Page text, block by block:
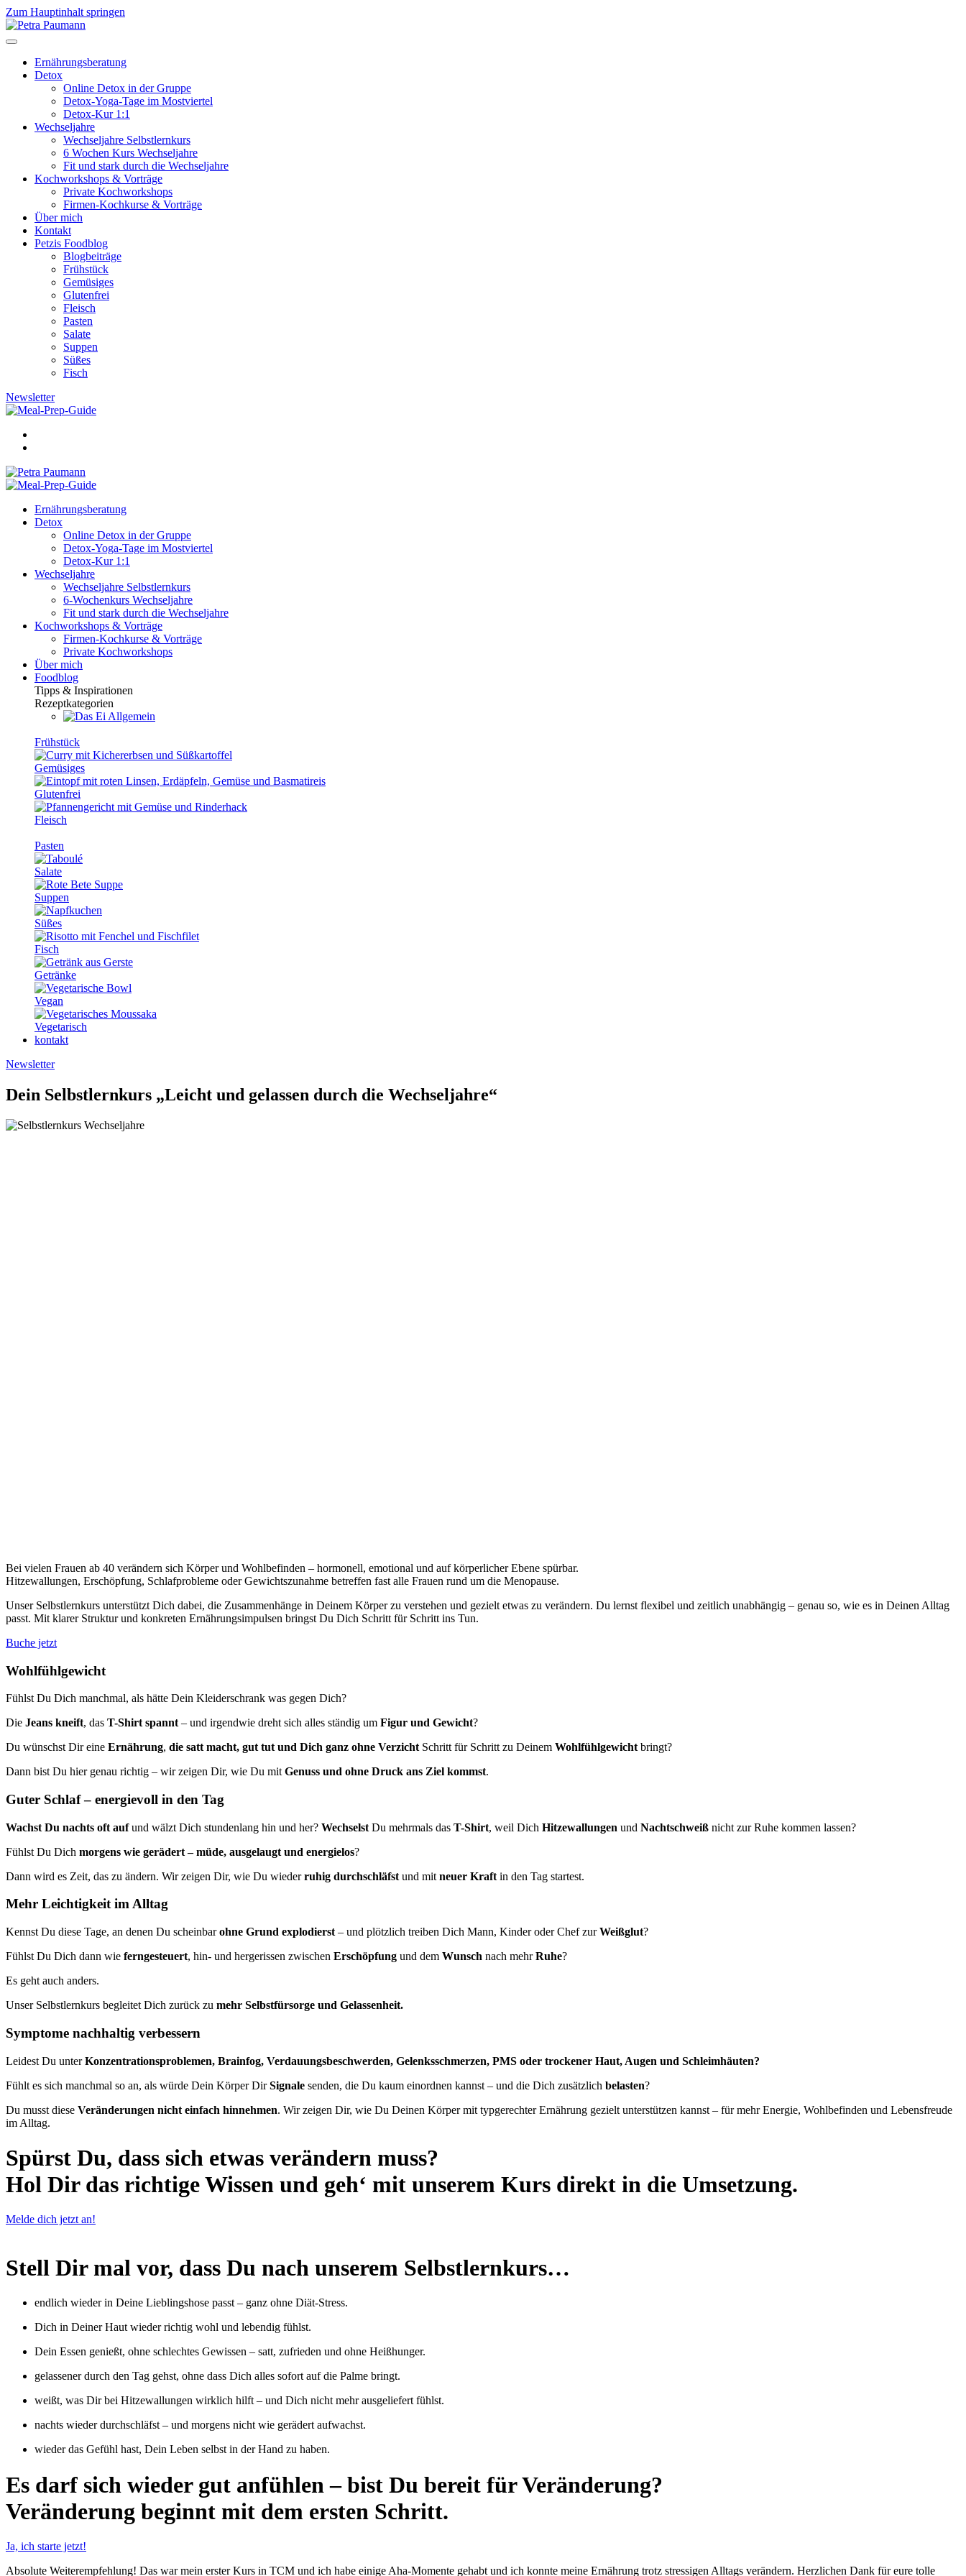
Zum Hauptinhalt springen
Ernährungsberatung
Detox
Online Detox in der Gruppe
Detox-Yoga-Tage im Mostviertel
Detox-Kur 1:1
Wechseljahre
Wechseljahre Selbstlernkurs
6 Wochen Kurs Wechseljahre
Fit und stark durch die Wechseljahre
Kochworkshops & Vorträge
Private Kochworkshops
Firmen-Kochkurse & Vorträge
Über mich
Kontakt
Petzis Foodblog
Blogbeiträge
Frühstück
Gemüsiges
Glutenfrei
Fleisch
Pasten
Salate
Suppen
Süßes
Fisch
Newsletter
Ernährungsberatung
Detox
Online Detox in der Gruppe
Detox-Yoga-Tage im Mostviertel
Detox-Kur 1:1
Wechseljahre
Wechseljahre Selbstlernkurs
6-Wochenkurs Wechseljahre
Fit und stark durch die Wechseljahre
Kochworkshops & Vorträge
Firmen-Kochkurse & Vorträge
Private Kochworkshops
Über mich
Foodblog
Tipps & Inspirationen
Rezeptkategorien
Allgemein
Frühstück
Gemüsiges
Glutenfrei
Fleisch
Pasten
Salate
Suppen
Süßes
Fisch
Getränke
Vegan
Vegetarisch
kontakt
Newsletter
Dein Selbstlernkurs „Leicht und gelassen durch die Wechseljahre“
Bei vielen Frauen ab 40 verändern sich Körper und Wohlbefinden – hormonell, emotional und auf körperlicher Ebene spürbar.
Hitzewallungen, Erschöpfung, Schlafprobleme oder Gewichtszunahme betreffen fast alle Frauen rund um die Menopause.
Unser Selbstlernkurs unterstützt Dich dabei, die Zusammenhänge in Deinem Körper zu verstehen und gezielt etwas zu verändern. Du lernst flexibel und zeitlich unabhängig – genau so, wie es in Deinen Alltag
passt. Mit klarer Struktur und konkreten Ernährungsimpulsen bringst Du Dich Schritt für Schritt ins Tun.
Buche jetzt
Wohlfühlgewicht
Fühlst Du Dich manchmal, als hätte Dein Kleiderschrank was gegen Dich?
Die Jeans kneift, das T-Shirt spannt – und irgendwie dreht sich alles ständig um Figur und Gewicht?
Du wünschst Dir eine Ernährung, die satt macht, gut tut und Dich ganz ohne Verzicht Schritt für Schritt zu Deinem Wohlfühlgewicht bringt?
Dann bist Du hier genau richtig – wir zeigen Dir, wie Du mit Genuss und ohne Druck ans Ziel kommst.
Guter Schlaf – energievoll in den Tag
Wachst Du nachts oft aufund wälzt Dich stundenlang hin und her? Wechselst Du mehrmals das T-Shirt, weil Dich Hitzewallungen und Nachtschweiß nicht zur Ruhe kommen lassen?
Fühlst Du Dich morgens wie gerädert – müde, ausgelaugt und energielos?
Dann wird es Zeit, das zu ändern. Wir zeigen Dir, wie Du wiederruhig durchschläfst und mit neuer Kraft in den Tag startest.
Mehr Leichtigkeit im Alltag
Kennst Du diese Tage, an denen Du scheinbarohne Grund explodierst – und plötzlich treiben Dich Mann, Kinder oder Chef zurWeißglut?
Fühlst Du Dich dann wie ferngesteuert, hin- und hergerissen zwischen Erschöpfung und dem Wunsch nach mehrRuhe?
Es geht auch anders.
Unser Selbstlernkurs begleitet Dich zurück zu mehr Selbstfürsorge und Gelassenheit.
Symptome nachhaltig verbessern
Leidest Du unterKonzentrationsproblemen, Brainfog, Verdauungsbeschwerden, Gelenksschmerzen, PMS oder trockener Haut, Augen und Schleimhäuten?
Fühlt es sich manchmal so an, als würde Dein Körper DirSignale senden, die Du kaum einordnen kannst – und die Dich zusätzlich belasten?
Du musst diese Veränderungen nicht einfach hinnehmen. Wir zeigen Dir, wie Du Deinen Körper mit typgerechter Ernährung gezielt unterstützen kannst – für mehr Energie, Wohlbefinden und Lebensfreude
im Alltag.
Spürst Du, dass sich etwas verändern muss?
Hol Dir das richtige Wissen und geh‘ mit unserem Kurs direkt in die Umsetzung.
Melde dich jetzt an!
Stell Dir mal vor, dass Du nach unserem Selbstlernkurs…
endlich wieder in Deine Lieblingshose passt – ganz ohne Diät-Stress.
Dich in Deiner Haut wieder richtig wohl und lebendig fühlst.
Dein Essen genießt, ohne schlechtes Gewissen – satt, zufrieden und ohne Heißhunger.
gelassener durch den Tag gehst, ohne dass Dich alles sofort auf die Palme bringt.
weißt, was Dir bei Hitzewallungen wirklich hilft – und Dich nicht mehr ausgeliefert fühlst.
nachts wieder durchschläfst – und morgens nicht wie gerädert aufwachst.
wieder das Gefühl hast, Dein Leben selbst in der Hand zu haben.
Es darf sich wieder gut anfühlen – bist Du bereit für Veränderung?
Veränderung beginnt mit dem ersten Schritt.
Ja, ich starte jetzt!
Absolute Weiterempfehlung! Das war mein erster Kurs in TCM und ich habe einige Aha-Momente gehabt und ich konnte meine Ernährung trotz stressigen Alltags verändern. Herzlichen Dank für eure tolle